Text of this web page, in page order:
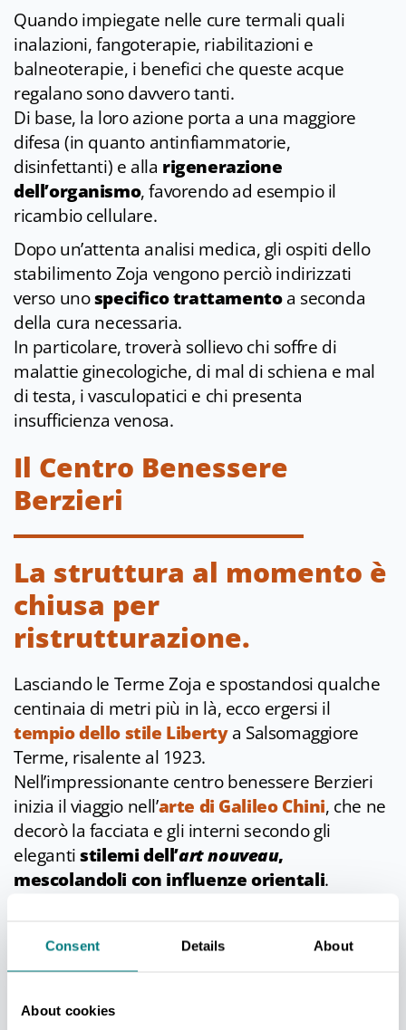
Consent Details About
About cookies
Quando impiegate nelle cure termali quali
inalazioni, fangoterapie, riabilitazioni e
balneoterapie, i benefici che queste acque
regalano sono davvero tanti.
Di base, la loro azione porta a una maggiore
difesa (in quanto antinfiammatorie,
disinfettanti) e alla rigenerazione
dell’organismo, favorendo ad esempio il
ricambio cellulare.
Dopo un’attenta analisi medica, gli ospiti dello
stabilimento Zoja vengono perciò indirizzati
verso unospecifico trattamentoa seconda
della cura necessaria.
In particolare, troverà sollievo chi soffre di
malattie ginecologiche, di mal di schiena e mal
di testa, i vasculopatici e chi presenta
insufficienza venosa.
Il Centro Benessere
Berzieri
La struttura al momento è
chiusa per
ristrutturazione.
Lasciando le Terme Zoja e spostandosi qualche
centinaia di metri più in là, ecco ergersi il
tempio dello stile Libertya Salsomaggiore
Terme, risalente al 1923.
Nell’impressionante centro benessere Berzieri
inizia il viaggio nell’arte di Galileo Chini, che ne
decorò la facciata e gli interni secondo gli
elegantistilemi dell’art nouveau,
mescolandoli con influenze orientali.
che compongono questo centro benessere,
d’Oriente”, un’area tutta dedicata al relax in cui